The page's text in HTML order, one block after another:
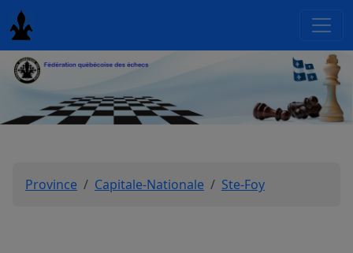
Province Capitale-Nationale Ste-Foy